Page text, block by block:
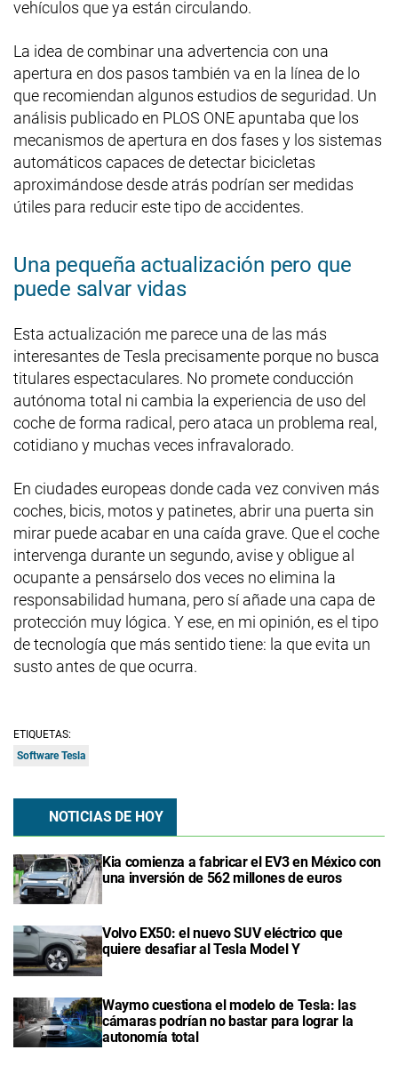
vehículos que ya están circulando.
La idea de combinar una advertencia con una
apertura en dos pasos también va en la línea de lo
que recomiendan algunos estudios de seguridad. Un
análisis publicado en PLOS ONE apuntaba que los
mecanismos de apertura en dos fases y los sistemas
automáticos capaces de detectar bicicletas
aproximándose desde atrás podrían ser medidas
útiles para reducir este tipo de accidentes.
Una pequeña actualización pero que
puede salvar vidas
Esta actualización me parece una de las más
interesantes de Tesla precisamente porque no busca
titulares espectaculares. No promete conducción
autónoma total ni cambia la experiencia de uso del
coche de forma radical, pero ataca un problema real,
cotidiano y muchas veces infravalorado.
En ciudades europeas donde cada vez conviven más
coches, bicis, motos y patinetes, abrir una puerta sin
mirar puede acabar en una caída grave. Que el coche
intervenga durante un segundo, avise y obligue al
ocupante a pensárselo dos veces no elimina la
responsabilidad humana, pero sí añade una capa de
protección muy lógica. Y ese, en mi opinión, es el tipo
de tecnología que más sentido tiene: la que evita un
susto antes de que ocurra.
ETIQUETAS:
Software Tesla
NOTICIAS DE HOY
Kia comienza a fabricar el EV3 en México con
una inversión de 562 millones de euros
Volvo EX50: el nuevo SUV eléctrico que
quiere desafiar al Tesla Model Y
Waymo cuestiona el modelo de Tesla: las
cámaras podrían no bastar para lograr la
autonomía total